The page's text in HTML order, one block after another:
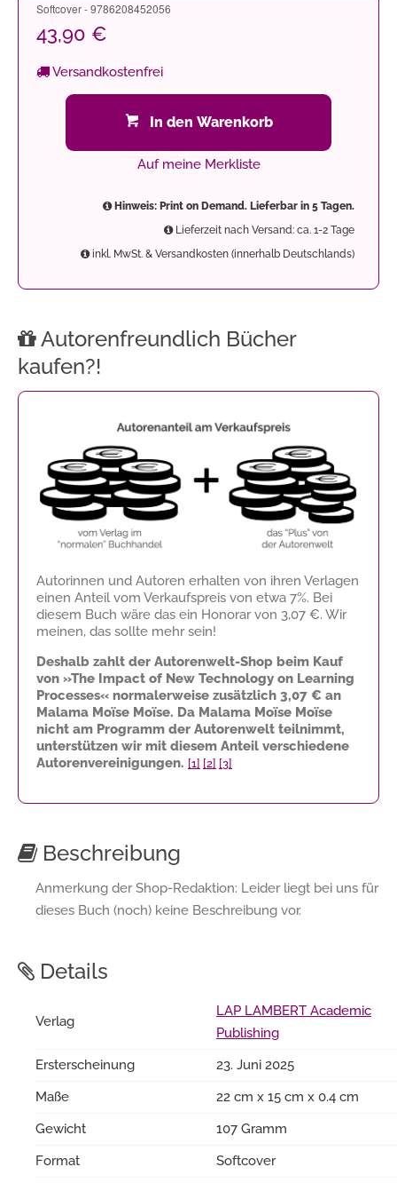
Softcover - 9786208452056
43,90 €
Versandkostenfrei
In den Warenkorb
Auf meine Merkliste
Hinweis: Print on Demand. Lieferbar in 5 Tagen.
Lieferzeit nach Versand: ca. 1-2 Tage
inkl. MwSt. & Versandkosten (innerhalb Deutschlands)
Autorenfreundlich Bücher
kaufen?!
Autorinnen und Autoren erhalten von ihren Verlagen
einen Anteil vom Verkaufspreis von etwa 7%. Bei
diesem Buch wäre das ein Honorar von 3,07 €. Wir
meinen, das sollte mehr sein!
Deshalb zahlt der Autorenwelt-Shop beim Kauf
von »The Impact of New Technology on Learning
Processes« normalerweise zusätzlich 3,07 € an
Malama Moïse Moïse. Da Malama Moïse Moïse
nicht am Programm der Autorenwelt teilnimmt,
unterstützen wir mit diesem Anteil verschiedene
Autorenvereinigungen. [1] [2] [3]
Beschreibung
Anmerkung der Shop-Redaktion: Leider liegt bei uns für
dieses Buch (noch) keine Beschreibung vor.
Details
Verlag
LAP LAMBERT Academic
Publishing
Ersterscheinung
23. Juni 2025
Maße
22 cm x 15 cm x 0.4 cm
Gewicht
107 Gramm
Format
Softcover